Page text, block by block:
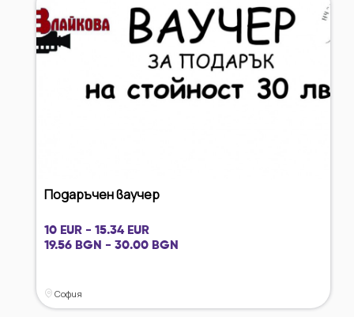
Подаръчен ваучер
10 EUR - 15.34 EUR
19.56 BGN - 30.00 BGN
София